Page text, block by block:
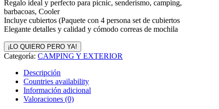
99,99€.69,99€.
Regalo ideal y perfecto para picnic, senderismo, camping,
barbacoas, Cooler
Incluye cubiertos (Paquete con 4 persona set de cubiertos
Elegante detalles y calidad y cómodo correas de mochila
¡LO QUIERO PERO YA!
Categoría: CAMPING Y EXTERIOR
Descripción
Countries availability
Información adicional
Valoraciones (0)